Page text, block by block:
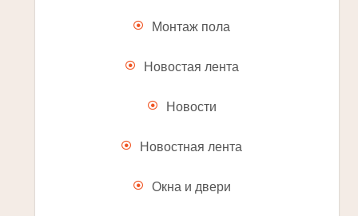
Монтаж пола
Новостая лента
Новости
Новостная лента
Окна и двери